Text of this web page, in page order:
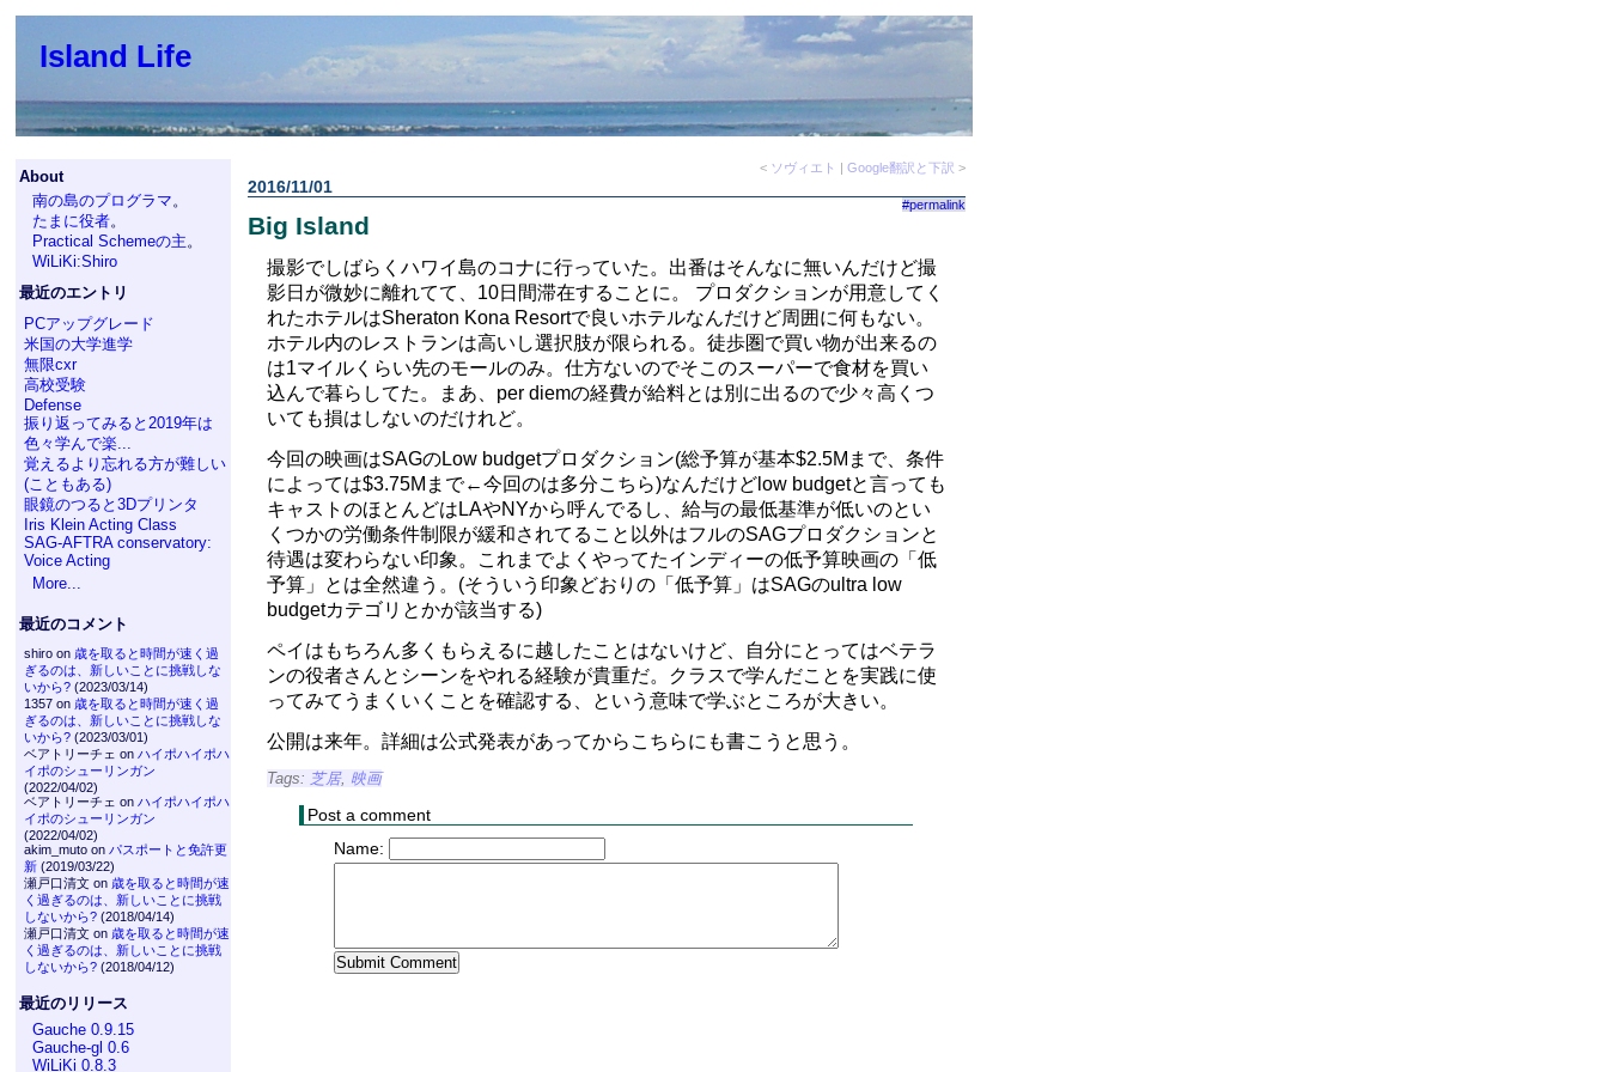
Island Life
About
南の島のプログラマ。
たまに役者。
Practical Schemeの主。
WiLiKi:Shiro
最近のエントリ
PCアップグレード
米国の大学進学
無限cxr
高校受験
Defense
振り返ってみると2019年は
色々学んで楽...
覚えるより忘れる方が難しい
(こともある)
眼鏡のつると3Dプリンタ
Iris Klein Acting Class
SAG-AFTRA conservatory:
Voice Acting
More...
最近のコメント
shiro on 歳を取ると時間が速く過
ぎるのは、新しいことに挑戦しな
いから?(2023/03/14)
1357 on 歳を取ると時間が速く過
ぎるのは、新しいことに挑戦しな
いから?(2023/03/01)
ベアトリーチェ on ハイポハイポハ
イポのシューリンガン
(2022/04/02)
ベアトリーチェ on ハイポハイポハ
イポのシューリンガン
(2022/04/02)
akim_muto on パスポートと免許更
新(2019/03/22)
瀬戸口清文 on 歳を取ると時間が速
く過ぎるのは、新しいことに挑戦
しないから?(2018/04/14)
瀬戸口清文 on 歳を取ると時間が速
く過ぎるのは、新しいことに挑戦
しないから?(2018/04/12)
最近のリリース
Gauche 0.9.15
Gauche-gl 0.6
WiLiKi 0.8.3
< ソヴィエト Google翻訳と下訳 >
2016/11/01
#permalink
Big Island
撮影でしばらくハワイ島のコナに行っていた。出番はそんなに無いんだけど撮
影日が微妙に離れてて、10日間滞在することに。 プロダクションが用意してく
れたホテルはSheraton Kona Resortで良いホテルなんだけど周囲に何もない。
ホテル内のレストランは高いし選択肢が限られる。徒歩圏で買い物が出来るの
は1マイルくらい先のモールのみ。仕方ないのでそこのスーパーで食材を買い
込んで暮らしてた。まあ、per diemの経費が給料とは別に出るので少々高くつ
いても損はしないのだけれど。
今回の映画はSAGのLow budgetプロダクション(総予算が基本$2.5Mまで、条件
によっては$3.75Mまで←今回のは多分こちら)なんだけどlow budgetと言っても
キャストのほとんどはLAやNYから呼んでるし、給与の最低基準が低いのとい
くつかの労働条件制限が緩和されてること以外はフルのSAGプロダクションと
待遇は変わらない印象。これまでよくやってたインディーの低予算映画の「低
予算」とは全然違う。(そういう印象どおりの「低予算」はSAGのultra low
budgetカテゴリとかが該当する)
ペイはもちろん多くもらえるに越したことはないけど、自分にとってはベテラ
ンの役者さんとシーンをやれる経験が貴重だ。クラスで学んだことを実践に使
ってみてうまくいくことを確認する、という意味で学ぶところが大きい。
公開は来年。詳細は公式発表があってからこちらにも書こうと思う。
Tags: 芝居, 映画
Post a comment
Name: